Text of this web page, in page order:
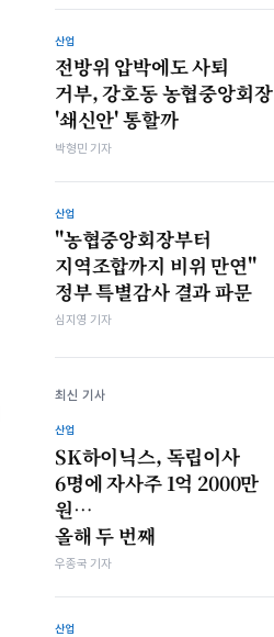
산업
전방위 압박에도 사퇴
거부, 강호동 농협중앙회장
'쇄신안' 통할까
박형민 기자
산업
"농협중앙회장부터
지역조합까지 비위 만연"
정부 특별감사 결과 파문
심지영 기자
최신 기사
산업
SK하이닉스, 독립이사
6명에 자사주 1억 2000만
원…
올해 두 번째
우종국 기자
산업